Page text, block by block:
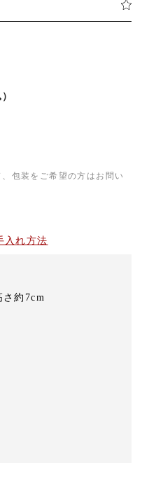
包装をご希望の方はお問い
入れ方法
さ約7cm